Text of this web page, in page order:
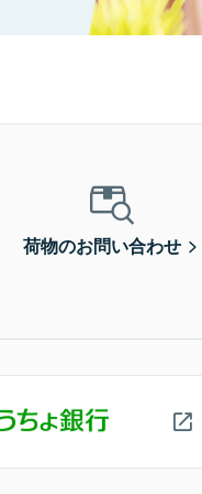
荷物のお問い合わせ